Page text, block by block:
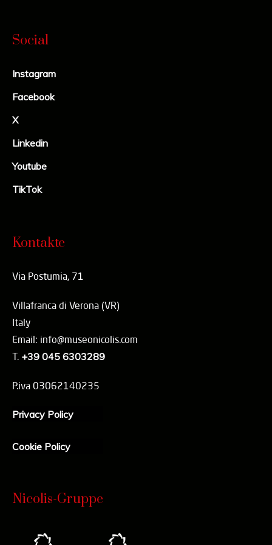
Social
Instagram
Facebook
X
Linkedin
Youtube
TikTok
Kontakte
Via Postumia, 71
Villafranca di Verona (VR)
Italy
Email: info@museonicolis.com
T. +39 045 6303289
P.iva 03062140235
Privacy Policy
Cookie Policy
Nicolis-Gruppe